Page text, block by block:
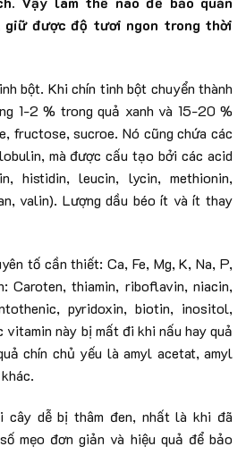
giữ được độ tươi ngon trong thời
bột. Khi chín tinh bột chuyển thành
1-2 % trong quả xanh và 15-20 %
fructose, sucroe. Nó cũng chứa các
mà được cấu tạo bởi các acid
histidin, leucin, lycin, methionin,
valin). Lượng dầu béo ít và ít thay
tố cần thiết: Ca, Fe, Mg, K, Na, P,
Caroten, thiamin, riboflavin, niacin,
pyridoxin, biotin, inositol,
này bị mất đi khi nấu hay quả
chín chủ yếu là amyl acetat, amyl
cây dễ bị thâm đen, nhất là khi đã
mẹo đơn giản và hiệu quả để bảo